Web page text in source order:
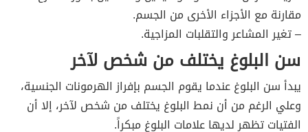
مقارنة مع الأجزاء الأخرى من الجسم.
– تغير المشاعر والتقلبات المزاجية.
سن البلوغ يختلف من شخص لآخر
يبدأ سن البلوغ عندما يقوم الجسم بإفراز الهرمونات الجنسية،
وعلي الرغم من أن نمط البلوغ يختلف من شخص لآخر، إلا أن
الفتيات تظهر لديها علامات البلوغ مبكراً.